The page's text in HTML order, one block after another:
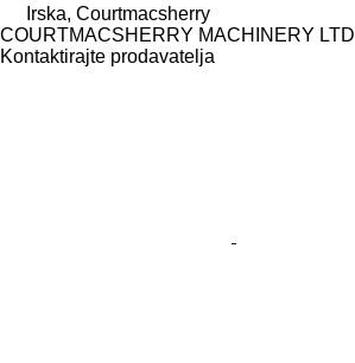
Irska, Courtmacsherry
COURTMACSHERRY MACHINERY LTD
Kontaktirajte prodavatelja